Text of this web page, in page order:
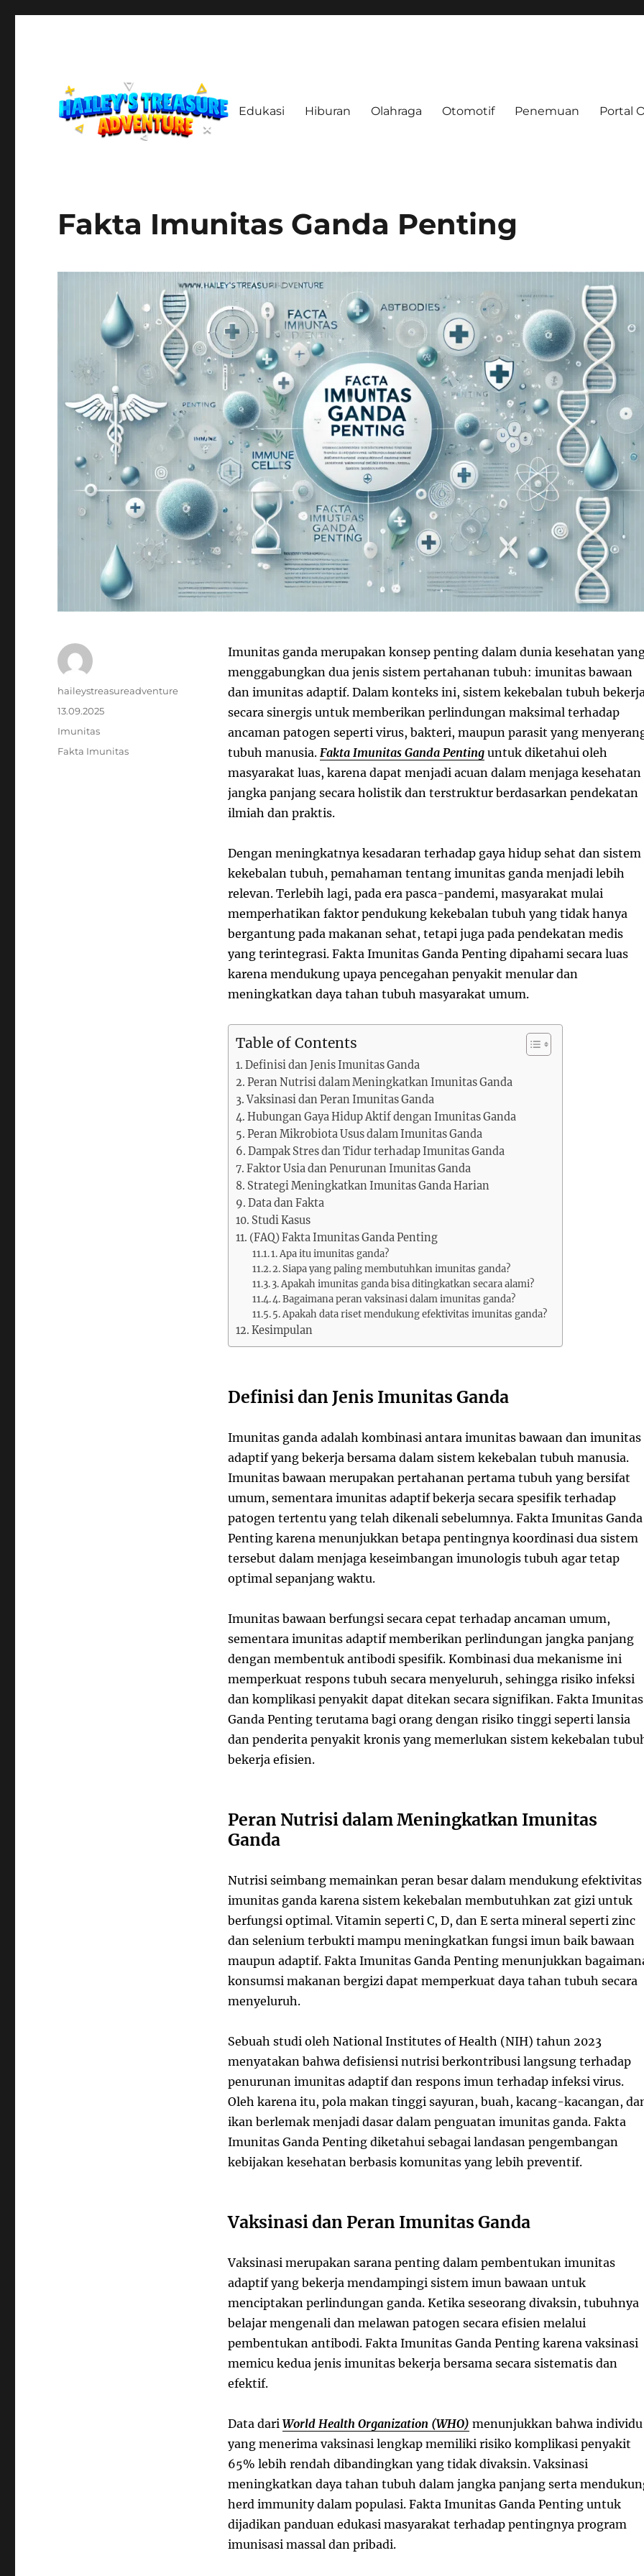
Edukasi Hiburan Olahraga Otomotif Penemuan Portal
Fakta Imunitas Ganda Penting
Imunitas ganda merupakan konsep penting dalam dunia kesehatan
menggabungkan dua jenis sistem pertahanan tubuh: imunitas bawaan
dan imunitas adaptif. Dalam konteks ini, sistem kekebalan tubuh
secara sinergis untuk memberikan perlindungan maksimal terhadap
ancaman patogen seperti virus, bakteri, maupun parasit yang
tubuh manusia. Fakta Imunitas Ganda Penting untuk diketahui oleh
masyarakat luas, karena dapat menjadi acuan dalam menjaga kesehatan
jangka panjang secara holistik dan terstruktur berdasarkan pendekatan
ilmiah dan praktis.
Dengan meningkatnya kesadaran terhadap gaya hidup sehat dan sistem
kekebalan tubuh, pemahaman tentang imunitas ganda menjadi lebih
relevan. Terlebih lagi, pada era pasca-pandemi, masyarakat mulai
memperhatikan faktor pendukung kekebalan tubuh yang tidak hanya
bergantung pada makanan sehat, tetapi juga pada pendekatan medis
yang terintegrasi. Fakta Imunitas Ganda Penting dipahami secara luas
karena mendukung upaya pencegahan penyakit menular dan
meningkatkan daya tahan tubuh masyarakat umum.
Table of Contents
Definisi dan Jenis Imunitas Ganda
Peran Nutrisi dalam Meningkatkan Imunitas Ganda
Vaksinasi dan Peran Imunitas Ganda
Hubungan Gaya Hidup Aktif dengan Imunitas Ganda
Peran Mikrobiota Usus dalam Imunitas Ganda
Dampak Stres dan Tidur terhadap Imunitas Ganda
Faktor Usia dan Penurunan Imunitas Ganda
Strategi Meningkatkan Imunitas Ganda Harian
Data dan Fakta
Studi Kasus
(FAQ) Fakta Imunitas Ganda Penting
1. Apa itu imunitas ganda?
2. Siapa yang paling membutuhkan imunitas ganda?
3. Apakah imunitas ganda bisa ditingkatkan secara alami?
4. Bagaimana peran vaksinasi dalam imunitas ganda?
5. Apakah data riset mendukung efektivitas imunitas ganda?
Kesimpulan
Definisi dan Jenis Imunitas Ganda
Imunitas ganda adalah kombinasi antara imunitas bawaan dan imunitas
adaptif yang bekerja bersama dalam sistem kekebalan tubuh manusia.
Imunitas bawaan merupakan pertahanan pertama tubuh yang bersifat
umum, sementara imunitas adaptif bekerja secara spesifik terhadap
patogen tertentu yang telah dikenali sebelumnya. Fakta Imunitas Ganda
Penting karena menunjukkan betapa pentingnya koordinasi dua sistem
tersebut dalam menjaga keseimbangan imunologis tubuh agar tetap
optimal sepanjang waktu.
Imunitas bawaan berfungsi secara cepat terhadap ancaman umum,
sementara imunitas adaptif memberikan perlindungan jangka panjang
dengan membentuk antibodi spesifik. Kombinasi dua mekanisme ini
memperkuat respons tubuh secara menyeluruh, sehingga risiko infeksi
dan komplikasi penyakit dapat ditekan secara signifikan. Fakta Imunitas
Ganda Penting terutama bagi orang dengan risiko tinggi seperti lansia
dan penderita penyakit kronis yang memerlukan sistem kekebalan
bekerja efisien.
Peran Nutrisi dalam Meningkatkan Imunitas
Ganda
Nutrisi seimbang memainkan peran besar dalam mendukung efektivitas
imunitas ganda karena sistem kekebalan membutuhkan zat gizi untuk
berfungsi optimal. Vitamin seperti C, D, dan E serta mineral seperti zinc
dan selenium terbukti mampu meningkatkan fungsi imun baik bawaan
maupun adaptif. Fakta Imunitas Ganda Penting menunjukkan
konsumsi makanan bergizi dapat memperkuat daya tahan tubuh secara
menyeluruh.
Sebuah studi oleh National Institutes of Health (NIH) tahun 2023
menyatakan bahwa defisiensi nutrisi berkontribusi langsung terhadap
penurunan imunitas adaptif dan respons imun terhadap infeksi virus.
Oleh karena itu, pola makan tinggi sayuran, buah, kacang-kacangan,
ikan berlemak menjadi dasar dalam penguatan imunitas ganda. Fakta
Imunitas Ganda Penting diketahui sebagai landasan pengembangan
kebijakan kesehatan berbasis komunitas yang lebih preventif.
Vaksinasi dan Peran Imunitas Ganda
Vaksinasi merupakan sarana penting dalam pembentukan imunitas
adaptif yang bekerja mendampingi sistem imun bawaan untuk
menciptakan perlindungan ganda. Ketika seseorang divaksin, tubuhnya
belajar mengenali dan melawan patogen secara efisien melalui
pembentukan antibodi. Fakta Imunitas Ganda Penting karena vaksinasi
memicu kedua jenis imunitas bekerja bersama secara sistematis dan
efektif.
Data dari World Health Organization (WHO) menunjukkan bahwa individu
yang menerima vaksinasi lengkap memiliki risiko komplikasi penyakit
65% lebih rendah dibandingkan yang tidak divaksin. Vaksinasi
meningkatkan daya tahan tubuh dalam jangka panjang serta
herd immunity dalam populasi. Fakta Imunitas Ganda Penting untuk
dijadikan panduan edukasi masyarakat terhadap pentingnya program
imunisasi massal dan pribadi.
Author
haileystreasureadventure
Posted
on
13.09.2025
Categories
Imunitas
Tags
Fakta Imunitas